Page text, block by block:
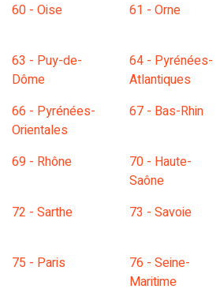
60 - Oise
61 - Orne
63 - Puy-de-
Dôme
64 - Pyrénées-
Atlantiques
66 - Pyrénées-
Orientales
67 - Bas-Rhin
69 - Rhône
70 - Haute-
Saône
72 - Sarthe
73 - Savoie
75 - Paris
76 - Seine-
Maritime